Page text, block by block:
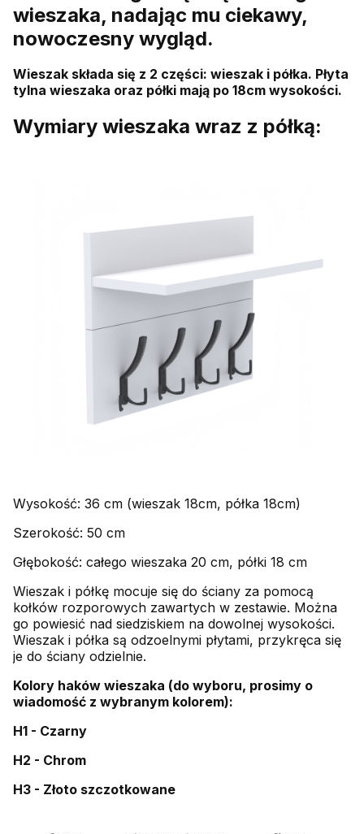
wieszaka, nadając mu ciekawy,
nowoczesny wygląd.
Wieszak składa się z 2 części: wieszak i półka. Płyta
tylna wieszaka oraz półki mają po 18cm wysokości.
Wymiary wieszaka wraz z półką:
Wysokość: 36 cm (wieszak 18cm, półka 18cm)
Szerokość: 50 cm
Głębokość: całego wieszaka 20 cm, półki 18 cm
Wieszak i półkę mocuje się do ściany za pomocą
kołków rozporowych zawartych w zestawie. Można
go powiesić nad siedziskiem na dowolnej wysokości.
Wieszak i półka są odzoelnymi płytami, przykręca się
je do ściany odzielnie.
Kolory haków wieszaka (do wyboru, prosimy o
wiadomość z wybranym kolorem):
H1 - Czarny
H2 - Chrom
H3 - Złoto szczotkowane